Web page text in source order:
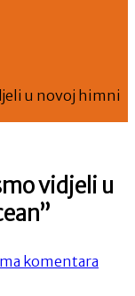
u novoj himni
vidjeli u
komentara